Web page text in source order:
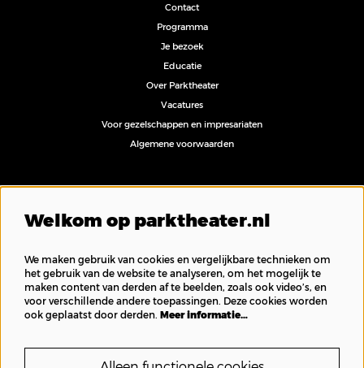
Contact
Programma
Je bezoek
Educatie
Over Parktheater
Vacatures
Voor gezelschappen en impresariaten
Algemene voorwaarden
Inschrijven nieuwsbrief
Welkom op parktheater.nl
We maken gebruik van cookies en vergelijkbare technieken om
het gebruik van de website te analyseren, om het mogelijk te
maken content van derden af te beelden, zoals ook video’s, en
voor verschillende andere toepassingen. Deze cookies worden
ook geplaatst door derden. Meer informatie…